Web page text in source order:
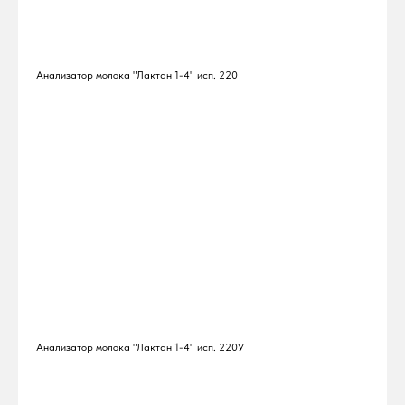
Анализатор молока "Лактан 1-4" исп. 220
Анализатор молока "Лактан 1-4" исп. 220У